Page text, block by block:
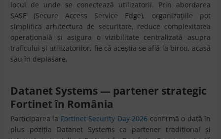
locul de unde se conectează utilizatorii. Prin abordarea
SASE (Secure Access Service Edge), organizațiile pot
simplifica arhitectura de securitate, reduce complexitatea
operațională și asigura o vizibilitate centralizată asupra
traficului și utilizatorilor, fie că aceștia se află la birou, acasă
sau în deplasare.
Datanet Systems — partener strategic
Fortinet în România
Participarea la Fortinet Security Day 2026 confirmă o dată în
plus poziția Datanet Systems ca partener tradițional și